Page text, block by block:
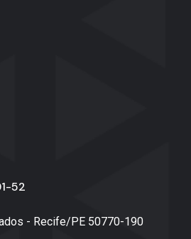
52
- Recife/PE 50770-190